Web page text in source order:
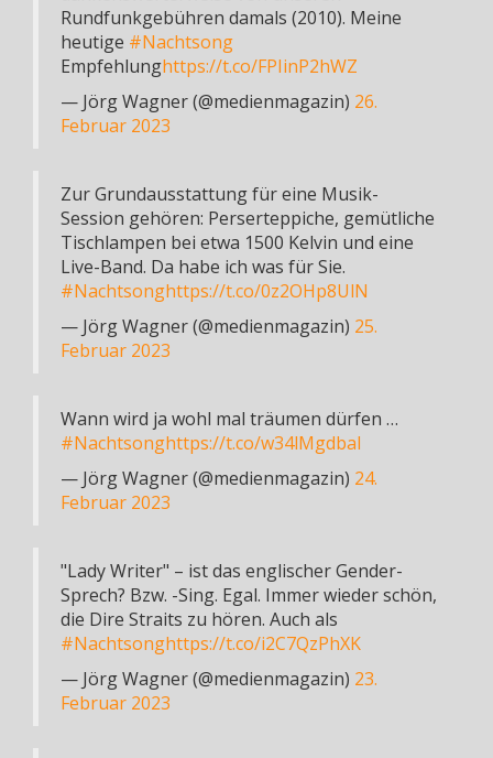
Rundfunkgebühren damals (2010). Meine
heutige #Nachtsong
Empfehlunghttps://t.co/FPIinP2hWZ
— Jörg Wagner (@medienmagazin) 26.
Februar 2023
Zur Grundausstattung für eine Musik-
Session gehören: Perserteppiche, gemütliche
Tischlampen bei etwa 1500 Kelvin und eine
Live-Band. Da habe ich was für Sie.
#Nachtsonghttps://t.co/0z2OHp8UlN
— Jörg Wagner (@medienmagazin) 25.
Februar 2023
Wann wird ja wohl mal träumen dürfen …
#Nachtsonghttps://t.co/w34lMgdbaI
— Jörg Wagner (@medienmagazin) 24.
Februar 2023
"Lady Writer" – ist das englischer Gender-
Sprech? Bzw. -Sing. Egal. Immer wieder schön,
die Dire Straits zu hören. Auch als
#Nachtsonghttps://t.co/i2C7QzPhXK
— Jörg Wagner (@medienmagazin) 23.
Februar 2023